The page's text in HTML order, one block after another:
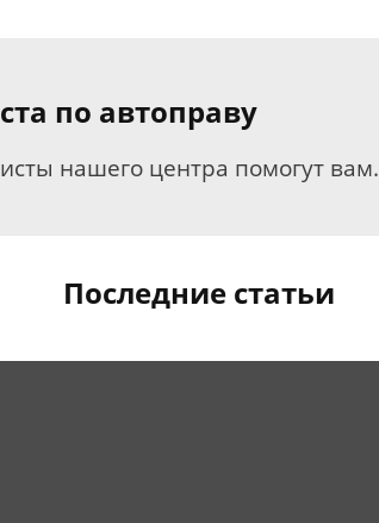
по автоправу
нашего центра помогут вам.
Последние статьи